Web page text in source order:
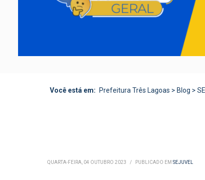
Você está em: Prefeitura Três Lagoas > Blog >
QUARTA-FEIRA, 04 OUTUBRO 2023 / PUBLICADO EM SEJUVEL